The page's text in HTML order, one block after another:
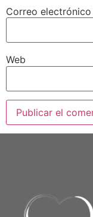
Correo electrónico
Web